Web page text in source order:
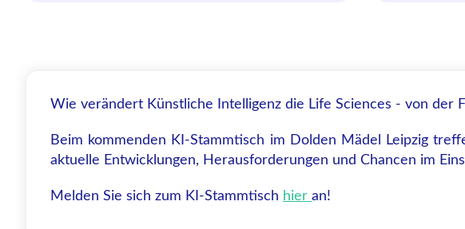
Wie verändert Künstliche Intelligenz die Life Sciences - von der
Beim kommenden KI-Stammtisch im Dolden Mädel Leipzig
aktuelle Entwicklungen, Herausforderungen und Chancen im
Melden Sie sich zum KI-Stammtisch hier an!